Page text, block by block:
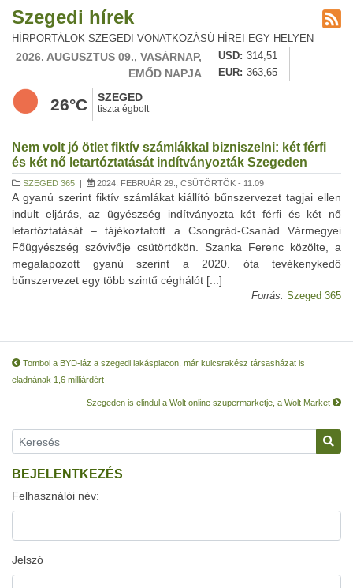
Szegedi hírek
HÍRPORTÁLOK SZEGEDI VONATKOZÁSÚ HÍREI EGY HELYEN
2026. AUGUSZTUS 09., VASÁRNAP,
EMŐD NAPJA
USD
314,51
EUR
363,65
26°C SZEGED
tiszta égbolt
Nem volt jó ötlet fiktív számlákkal bizniszelni: két férfi
és két nő letartóztatását indítványozták Szegeden
SZEGED 365 | 2024. FEBRUÁR 29., CSÜTÖRTÖK - 11:09
A gyanú szerint fiktív számlákat kiállító bűnszervezet tagjai ellen
indult eljárás, az ügyészség indítványozta két férfi és két nő
letartóztatását – tájékoztatott a Csongrád-Csanád Vármegyei
Főügyészség szóvivője csütörtökön. Szanka Ferenc közölte, a
megalapozott gyanú szerint a 2020. óta tevékenykedő
bűnszervezet egy több szintű céghálót [...]
Forrás: Szeged 365
Tombol a BYD-láz a szegedi lakáspiacon, már kulcsrakész társasházat is
eladnának 1,6 milliárdért
Szegeden is elindul a Wolt online szupermarketje, a Wolt Market
BEJELENTKEZÉS
Felhasználói név:
Jelszó